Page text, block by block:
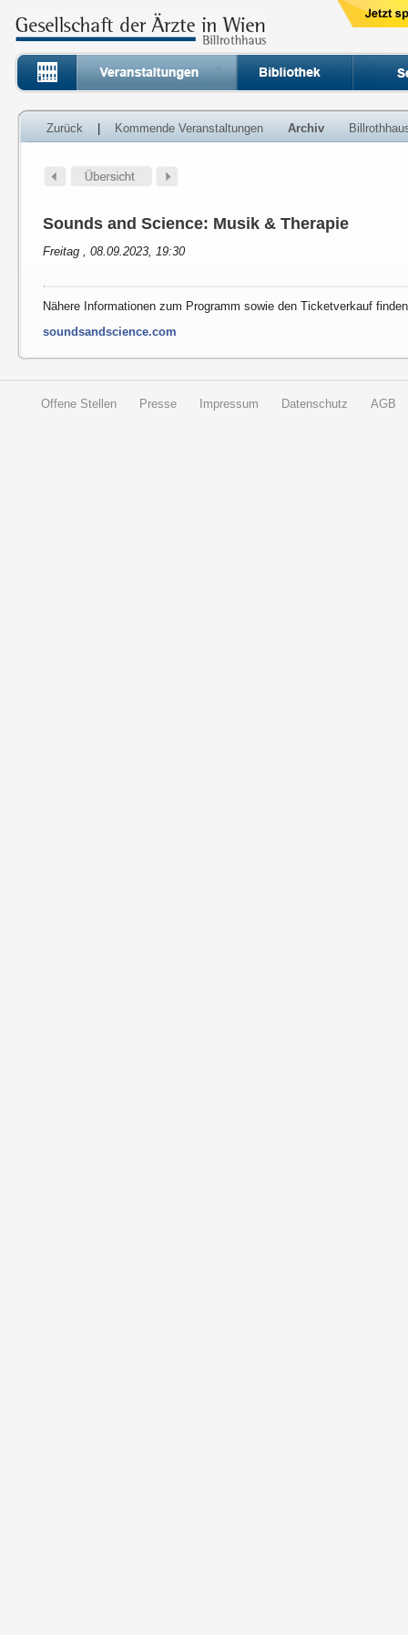
Zurück Kommende Veranstaltungen Archiv
Sounds and Science: Musik & Therapie
Freitag , 08.09.2023, 19:30
Nähere Informationen zum Programm sowie den Ticketverkauf
soundsandscience.com
Offene Stellen Presse Impressum Datenschutz AGB